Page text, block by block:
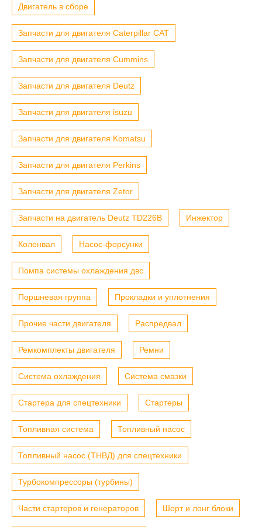
Двигатель в сборе
Запчасти для двигателя Caterpillar CAT
Запчасти для двигателя Cummins
Запчасти для двигателя Deutz
Запчасти для двигателя isuzu
Запчасти для двигателя Komatsu
Запчасти для двигателя Perkins
Запчасти для двигателя Zetor
Запчасти на двигатель Deutz TD226B Инжектор
Коленвал Насос-форсунки
Помпа системы охлаждения двс
Поршневая группа Прокладки и уплотнения
Прочие части двигателя Распредвал
Ремкомплекты двигателя Ремни
Система охлаждения Система смазки
Стартера для спецтехники Стартеры
Топливная система Топливный насос
Топливный насос (ТНВД) для спецтехники
Турбокомпрессоры (турбины)
Части стартеров и генераторов Шорт и лонг блоки